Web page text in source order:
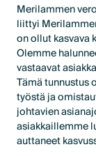
Merilammen
liittyi
on ollut kasvava
Olemme
vastaavat
Tämä tunnustus
työstä ja
johtavien
asiakkaillemme
auttaneet